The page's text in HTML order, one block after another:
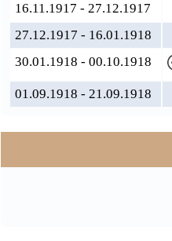
16.11.1917 - 27.12.1917
27.12.1917 - 16.01.1918
30.01.1918 - 00.10.1918
01.09.1918 - 21.09.1918